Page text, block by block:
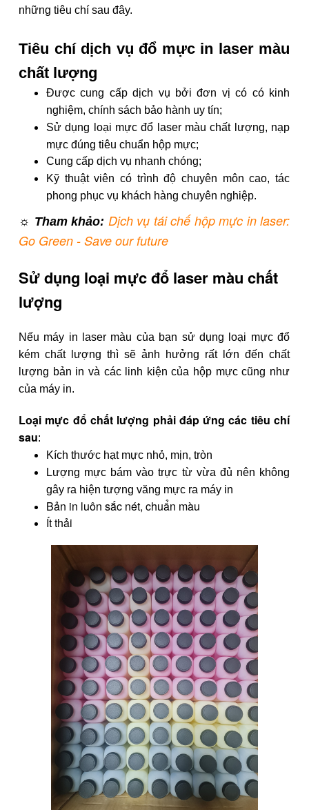
những tiêu chí sau đây.
Tiêu chí dịch vụ đổ mực in laser màu
chất lượng
Được cung cấp dịch vụ bởi đơn vị có có kinh
nghiệm, chính sách bảo hành uy tín;
Sử dụng loại mực đổ laser màu chất lượng, nạp
mực đúng tiêu chuẩn hộp mực;
Cung cấp dịch vụ nhanh chóng;
Kỹ thuật viên có trình độ chuyên môn cao, tác
phong phục vụ khách hàng chuyên nghiệp.
☼ Tham khảo: Dịch vụ tái chế hộp mực in laser:
Go Green - Save our future
Sử dụng loại mực đổ laser màu chất
lượng
Nếu máy in laser màu của bạn sử dụng loại mực đổ
kém chất lượng thì sẽ ảnh hưởng rất lớn đến chất
lượng bản in và các linh kiện của hộp mực cũng như
của máy in.
Loại mực đổ chất lượng phải đáp ứng các tiêu chí
sau:
Kích thước hạt mực nhỏ, mịn, tròn
Lượng mực bám vào trực từ vừa đủ nên không
gây ra hiện tượng văng mực ra máy in
Bản in luôn sắc nét, chuẩn màu
Ít thải